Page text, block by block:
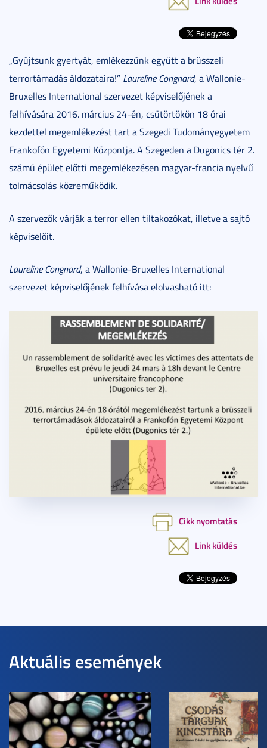
„Gyújtsunk gyertyát, emlékezzünk együtt a brüsszeli
terrortámadás áldozataira!” Laureline Congnard, a Wallonie-
Bruxelles International szervezet képviselőjének a
felhívására 2016. március 24-én, csütörtökön 18 órai
kezdettel megemlékezést tart a Szegedi Tudományegyetem
Frankofón Egyetemi Központja. A Szegeden a Dugonics tér 2.
számú épület előtti megemlékezésen magyar-francia nyelvű
tolmácsolás közreműködik.
A szervezők várják a terror ellen tiltakozókat, illetve a sajtó
képviselőit.
Laureline Congnard, a Wallonie-Bruxelles International
szervezet képviselőjének felhívása elolvasható itt:
Cikk nyomtatás
Link küldés
Aktuális események